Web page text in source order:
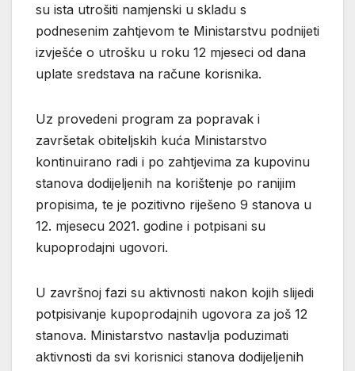
su ista utrošiti namjenski u skladu s
podnesenim zahtjevom te Ministarstvu podnijeti
izvješće o utrošku u roku 12 mjeseci od dana
uplate sredstava na račune korisnika.
Uz provedeni program za popravak i
završetak obiteljskih kuća Ministarstvo
kontinuirano radi i po zahtjevima za kupovinu
stanova dodijeljenih na korištenje po ranijim
propisima, te je pozitivno riješeno 9 stanova u
12. mjesecu 2021. godine i potpisani su
kupoprodajni ugovori.
U završnoj fazi su aktivnosti nakon kojih slijedi
potpisivanje kupoprodajnih ugovora za još 12
stanova. Ministarstvo nastavlja poduzimati
aktivnosti da svi korisnici stanova dodijeljenih